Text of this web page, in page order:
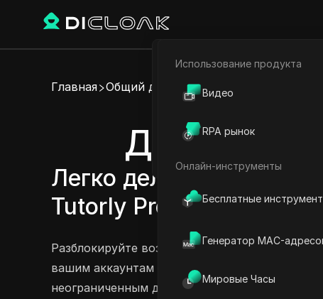
Электронная коммерция
Использование продукта
Видео
RPA рынок
Онлайн-инструменты
Бесплатные
Генератор MAC-
Мировые Часы
Главная Общий доступ к аккаунту
Делитесь
Легко делитесь
Tutorly Pro
Попробовать сейчас
Разблокируйте возможности Tutorly с
вашим аккаунтам быть доступными на разных
неограниченным доступом к GPT-4o mini и